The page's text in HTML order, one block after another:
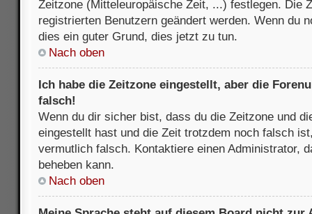
Zeitzone (Mitteleuropäische Zeit, ...) festlegen. Die
registrierten Benutzern geändert werden. Wenn du
dies ein guter Grund, dies jetzt zu tun.
Nach oben
Ich habe die Zeitzone eingestellt, aber die
falsch!
Wenn du dir sicher bist, dass du die Zeitzone und
eingestellt hast und die Zeit trotzdem noch falsch
vermutlich falsch. Kontaktiere einen Administrator,
beheben kann.
Nach oben